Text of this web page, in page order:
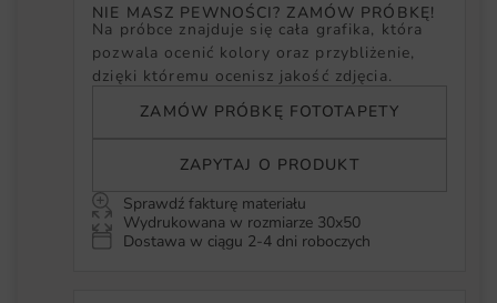
NIE MASZ PEWNOŚCI? ZAMÓW PRÓBKĘ!
Na próbce znajduje się cała grafika, która
pozwala ocenić kolory oraz przybliżenie,
dzięki któremu ocenisz jakość zdjęcia.
ZAMÓW PRÓBKĘ FOTOTAPETY
ZAPYTAJ O PRODUKT
Sprawdź fakturę materiału
Wydrukowana w rozmiarze 30x50
Dostawa w ciągu 2-4 dni roboczych